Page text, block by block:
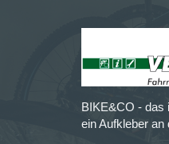
BIKE&CO - das
ein Aufkleber an